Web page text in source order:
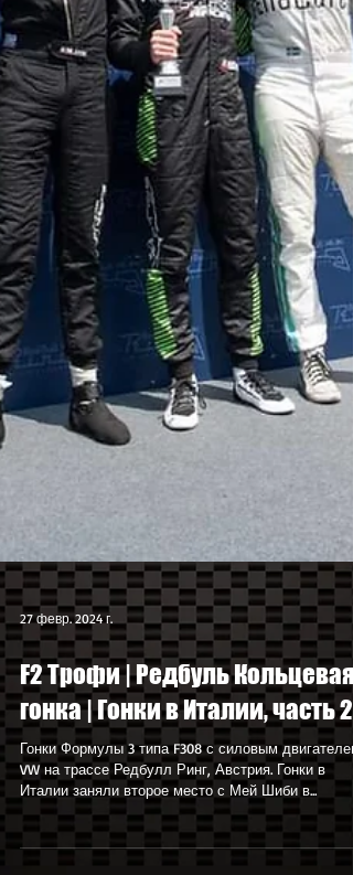
27 февр. 2024 г.
F2 Трофи | Редбуль Кольцевая
гонка | Гонки в Италии, часть 2
VW на трассе Редбулл Ринг, Австрия. Гонки в